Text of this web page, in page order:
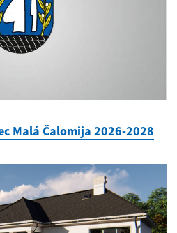
Malá Čalomija 2026-2028